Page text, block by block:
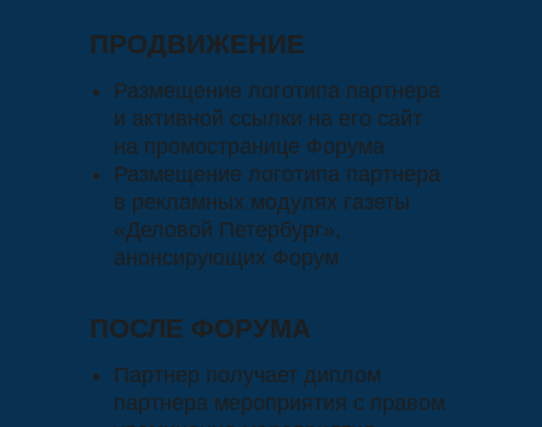
ПРОДВИЖЕНИЕ
Размещение логотипа партнера
и активной ссылки на его сайт
на промостранице Форума
Размещение логотипа партнера
в рекламных модулях газеты
«Деловой Петербург»,
ПОСЛЕ ФОРУМА
Партнер получает диплом
ПРОДВИЖЕНИЕ
Размещение логотипа партнера
и активной ссылки на его сайт
на промостранице Форума
Размещение логотипа партнера
в рекламных модулях газеты
«Деловой Петербург»,
анонсирующих Форум
ПОСЛЕ ФОРУМА
Партнер получает диплом
партнера мероприятия с правом